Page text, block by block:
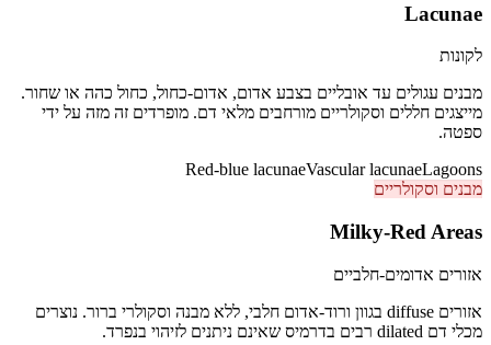
Lacunae
לקונות
מבנים עגולים עד אובליים בצבע אדום, אדום-כחול, כחול כהה או שחור.
מייצגים חללים וסקולריים מורחבים מלאי דם. מופרדים זה מזה על ידי
ספטה.
Lagoons
Vascular lacunae
Red-blue lacunae
מבנים וסקולריים
Milky-Red Areas
אזורים אדומים-חלביים
אזורים diffuse בגוון ורוד-אדום חלבי, ללא מבנה וסקולרי ברור. נוצרים
מכלי דם dilated רבים בדרמיס שאינם ניתנים לזיהוי בנפרד.